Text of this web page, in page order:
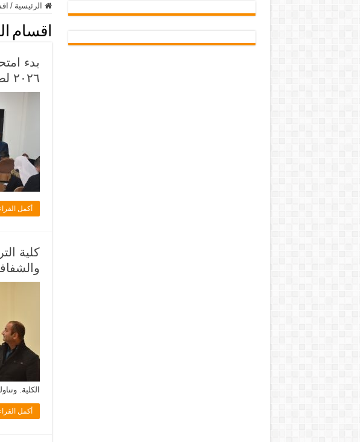
الرئيسية /
اقسام
٢٠٢٦ لطلبة المرحلة فوق الأولى
أكمل
كلية
الكلية.
أكمل